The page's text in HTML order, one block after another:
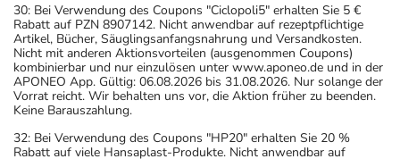
30: Bei Verwendung des Coupons "Ciclopoli5" erhalten Sie 5 €
Rabatt auf PZN 8907142. Nicht anwendbar auf rezeptpflichtige
Artikel, Bücher, Säuglingsanfangsnahrung und Versandkosten.
Nicht mit anderen Aktionsvorteilen (ausgenommen Coupons)
kombinierbar und nur einzulösen unter www.aponeo.de und in der
APONEO App. Gültig: 06.08.2026 bis 31.08.2026. Nur solange der
Vorrat reicht. Wir behalten uns vor, die Aktion früher zu beenden.
Keine Barauszahlung.
32: Bei Verwendung des Coupons "HP20" erhalten Sie 20 %
Rabatt auf viele Hansaplast-Produkte. Nicht anwendbar auf